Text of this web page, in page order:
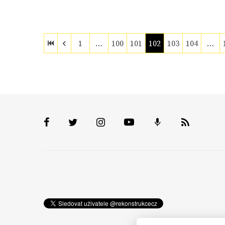
1 … 100 101 102 103 104 …